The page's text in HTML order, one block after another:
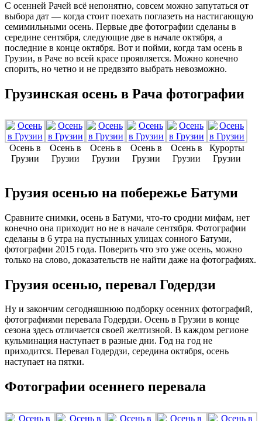
С осенней Рачей всё непонятно, совсем можно запутаться от
выбора дат — когда стоит поехать поглазеть на настигающую
семимильными осень. Первые две фотографии сделаны в
середине сентября, следующие две в начале октября, а
последние в конце октября. Вот и пойми, когда там осень в
Грузии, в Раче во всей красе проявляется. Можно конечно
спорить, но четно и не предвзято выбрать невозможно.
Грузинская осень в Рача фотографии
Осень в
Грузии
Осень в
Грузии
Осень в
Грузии
Осень в
Грузии
Осень в
Грузии
Курорты
Грузии
Грузия осенью на побережье Батуми
Сравните снимки, осень в Батуми, что-то сродни мифам, нет
конечно она приходит но не в начале сентября. Фотографии
сделаны в 6 утра на пустынных улицах сонного Батуми,
фотографии 2015 года. Поверить что это уже осень, можно
только на слово, доказательств не найти даже на фотографиях.
Грузия осенью, перевал Годердзи
Ну и закончим сегодняшнюю подборку осенних фотографий,
фотографиями перевала Годердзи. Осень в Грузии в конце
сезона здесь отличается своей желтизной. В каждом регионе
кульминация наступает в разные дни. Год на год не
приходится. Перевал Годердзи, середина октября, осень
наступает на пятки.
Фотографии осеннего перевала